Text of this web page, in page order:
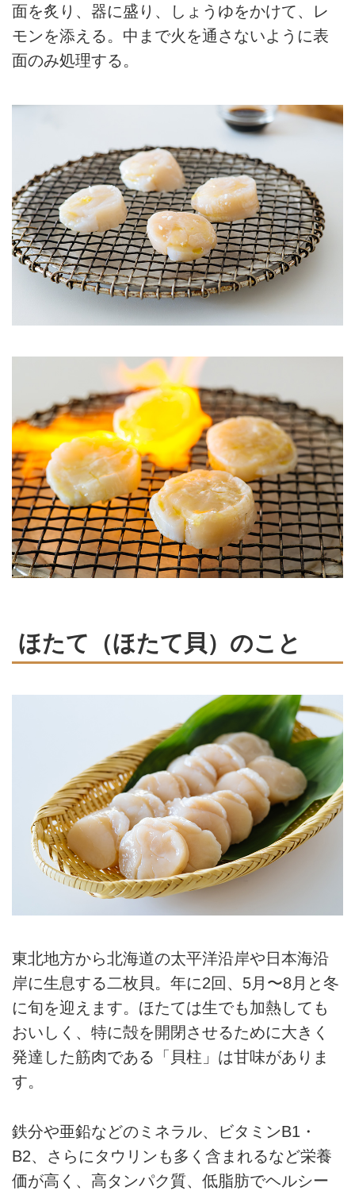
面を炙り、器に盛り、しょうゆをかけて、レ
モンを添える。中まで火を通さないように表
面のみ処理する。
ほたて（ほたて貝）のこと
東北地方から北海道の太平洋沿岸や日本海沿
岸に生息する二枚貝。年に2回、5月〜8月と冬
に旬を迎えます。ほたては生でも加熱しても
おいしく、特に殻を開閉させるために大きく
発達した筋肉である「貝柱」は甘味がありま
す。
鉄分や亜鉛などのミネラル、ビタミンB1・
B2、さらにタウリンも多く含まれるなど栄養
価が高く、高タンパク質、低脂肪でヘルシー